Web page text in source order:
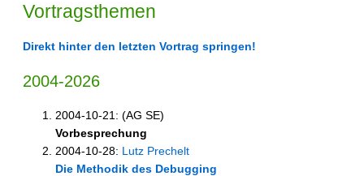
Vortragsthemen
Direkt hinter den letzten Vortrag springen!
2004-2026
2004-10-21: (AG SE)
Vorbesprechung
2004-10-28: Lutz Prechelt
Die Methodik des Debugging